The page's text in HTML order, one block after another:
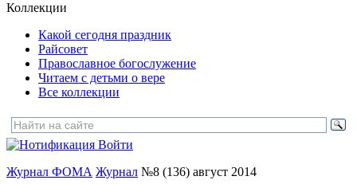
Коллекции
Какой сегодня праздник
Райсовет
Православное богослужение
Читаем с детьми о вере
Все коллекции
Войти
Журнал ФОМА Журнал №8 (136) август 2014